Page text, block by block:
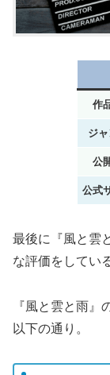
作
ジ
公
公式
最後に『風と雲
な評価をしてい
『風と雲と雨
以下の通り。